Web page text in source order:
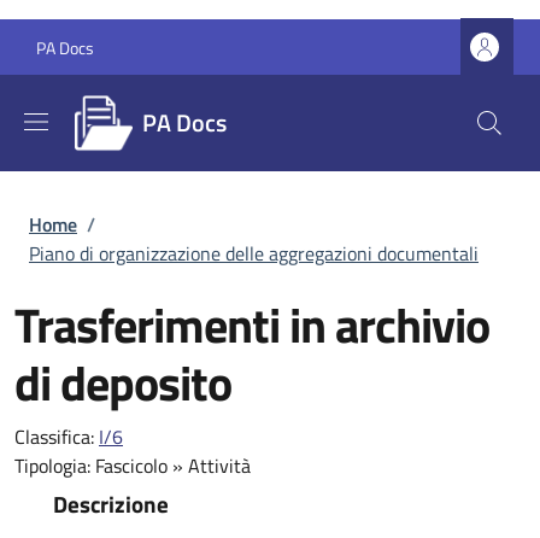
PA Docs
PA Docs
Briciole di pane
Home /
Piano di organizzazione delle aggregazioni documentali
Trasferimenti in archivio
di deposito
Classifica: I/6
Tipologia: Fascicolo » Attività
Descrizione